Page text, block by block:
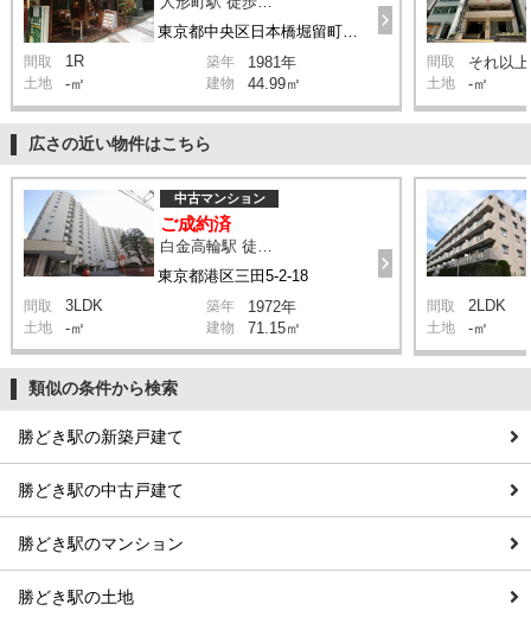
東京都中央区日本橋堀留町2-1-3
間取 1R 築年 1981年
土地 -㎡ 建物 44.99㎡
間取 それ以上
土地 -㎡
広さの近い物件はこちら
東京都港区三田5-2-18
中古マンション
ご成約済
白金高輪駅 徒歩7分
間取 3LDK 築年 1972年
土地 -㎡ 建物 71.15㎡
間取 2LDK
土地 -㎡
類似の条件から検索
勝どき駅の新築戸建て
勝どき駅の中古戸建て
勝どき駅のマンション
勝どき駅の土地